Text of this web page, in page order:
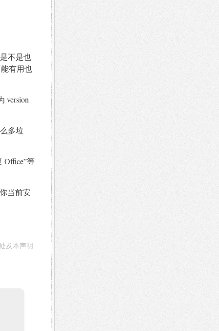
不是也
有用也
version
多垃
Office”等
当前安
及本声明